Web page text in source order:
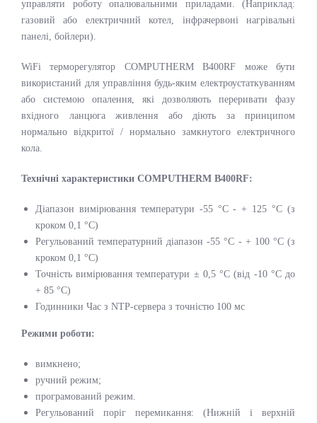
управляти роботу опалювальними приладами. (Наприклад:
газовий або електричний котел, інфрачервоні нагрівальні
панелі, бойлери).
WiFi терморегулятор COMPUTHERM B400RF може бути
використаний для управління будь-яким електроустаткуванням
або системою опалення, які дозволяють переривати фазу
вхідного ланцюга живлення або діють за принципом
нормально відкритої / нормально замкнутого електричного
кола.
Технічні характеристики COMPUTHERM B400RF:
Діапазон вимірювання температури -55 °C - + 125 °С (з
кроком 0,1 °С)
Регульований температурний діапазон -55 °C - + 100 °С (з
кроком 0,1 °С)
Точність вимірювання температури ± 0,5 °C (від -10 °C до
+ 85 °C)
Годинники Час з NTP-сервера з точністю 100 мс
Режими роботи:
вимкнено;
ручний режим;
програмований режим.
Регульований поріг перемикання: (Нижній і верхній